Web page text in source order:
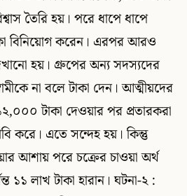
তৈরি হয়। পরে ধাপে ধাপে
বিনিয়োগ করেন। এরপর আরও
হয়। গ্রুপের অন্য সদস্যদের
না বলে টাকা দেন। আত্মীয়দের
টাকা দেওয়ার পর প্রতারকরা
করে। এতে সন্দেহ হয়। কিন্তু
আশায় পরে চক্রের চাওয়া অর্থ
১১ লাখ টাকা হারান। ঘটনা-২ :